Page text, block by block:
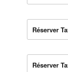
Réserver
Réserver